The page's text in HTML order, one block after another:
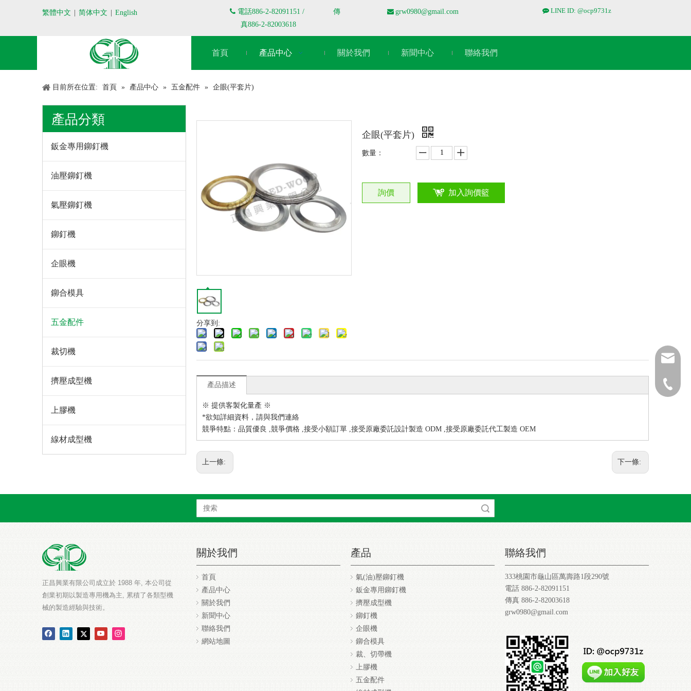
繁體中文 简体中文 English  電話886-2-82091151 / 傳
真886-2-82003618
 grw0980@gmail.com  LINE ID: @ocp9731z
首頁 產品中心 關於我們 新聞中心 聯絡我們
目前所在位置: 首頁 » 產品中心 » 五金配件 » 企眼(平套片)
產品分類
鈑金專用鉚釘機
油壓鉚釘機
氣壓鉚釘機
鉚釘機
企眼機
鉚合模具
五金配件
裁切機
擠壓成型機
上膠機
線材成型機
分享到:
企眼(平套片)
數量：
詢價 加入詢價籃
產品描述
※ 提供客製化量產 ※
*欲知詳細資料，請與我們連絡
競爭特點：品質優良 ,競爭價格 ,接受小額訂單 ,接受原廠委託設計製造 ODM ,接受原廠委託代工製造 OEM
上一條: 下一條:
正昌興業有限公司成立於 1988 年, 本公司從
創業初期以製造專用機為主, 累積了各類型機
械的製造經驗與技術。
886-2-
關於我們
首頁
產品中心
關於我們
新聞中心
聯絡我們
網站地圖
產品
氣(油)壓鉚釘機
鈑金專用鉚釘機
擠壓成型機
鉚釘機
企眼機
鉚合模具
裁、切帶機
上膠機
五金配件
聯絡我們
333桃園市龜山區萬壽路1段290號
電話 886-2-82091151
傳真 886-2-82003618
grw0980@gmail.com